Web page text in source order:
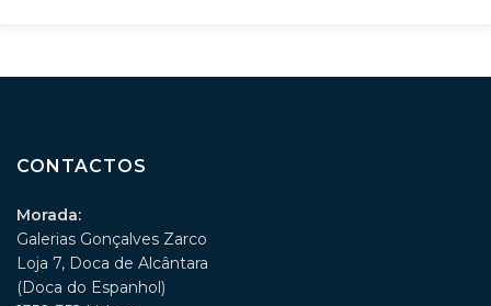
CONTACTOS
Morada:
Galerias Gonçalves Zarco
Loja 7, Doca de Alcântara
(Doca do Espanhol)